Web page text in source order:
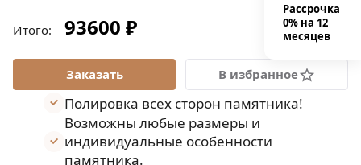
Итого: 93600 ₽
В избранное
Полировка всех сторон памятника!
Возможны любые размеры и
индивидуальные особенности
памятника.
Рассрочка
0% на 12
месяцев